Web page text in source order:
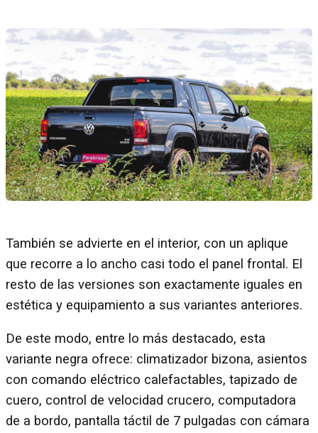
También se advierte en el interior, con un aplique
que recorre a lo ancho casi todo el panel frontal. El
resto de las versiones son exactamente iguales en
estética y equipamiento a sus variantes anteriores.
De este modo, entre lo más destacado, esta
variante negra ofrece: climatizador bizona, asientos
con comando eléctrico calefactables, tapizado de
cuero, control de velocidad crucero, computadora
de a bordo, pantalla táctil de 7 pulgadas con cámara